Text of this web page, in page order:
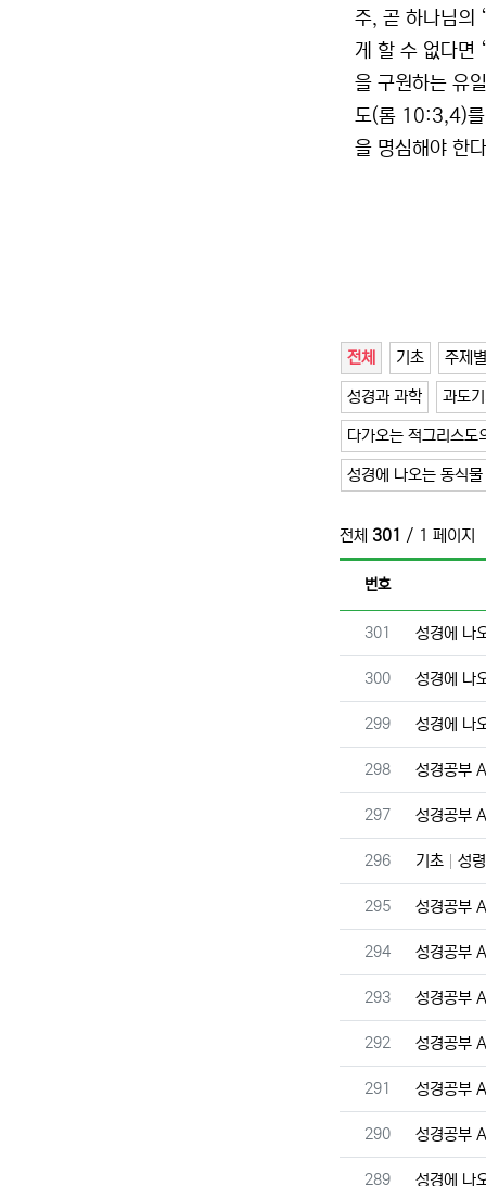
주, 곧 하나님의
게 할 수 없다면
을 구원하는 유
도(롬 10:3,4)를
을 명심해야 한
전체 기초 주제별
성경과 과학 과도
다가오는 적그리스도
성경에 나오는 동식물
전체 301 / 1 페이지
번호
번호
301 성경에 나
번호
300 성경에 나
번호
299 성경에 나
번호
298 성경공부
번호
297 성경공부
번호
296 기초 성
번호
295 성경공부
번호
294 성경공부
번호
293 성경공부
번호
292 성경공부
번호
291 성경공부
번호
290 성경공부
번호
289 성경에 나